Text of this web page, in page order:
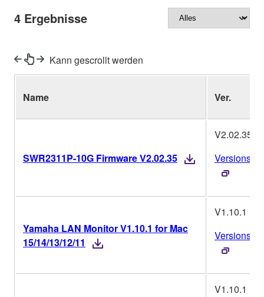
4 Ergebnisse
Kann gescrollt werden
Name Ver.
SWR2311P-10G Firmware V2.02.35
V2.02.35
Yamaha LAN Monitor V1.10.1 for Mac
15/14/13/12/11
V1.10.1
V1.10.1